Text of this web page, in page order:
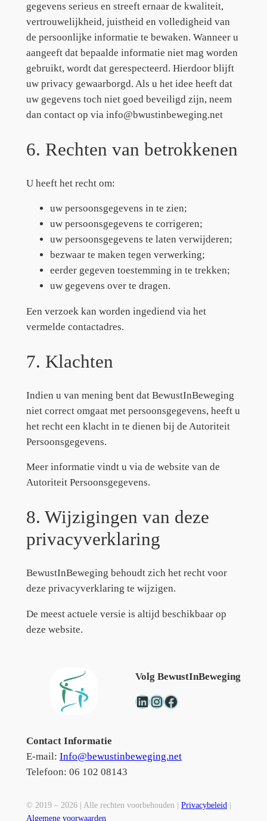
gegevens serieus en streeft ernaar de kwaliteit,
vertrouwelijkheid, juistheid en volledigheid van
de persoonlijke informatie te bewaken. Wanneer u
aangeeft dat bepaalde informatie niet mag worden
gebruikt, wordt dat gerespecteerd. Hierdoor blijft
uw privacy gewaarborgd. Als u het idee heeft dat
uw gegevens toch niet goed beveiligd zijn, neem
dan contact op via info@bwustinbeweging.net
6. Rechten van betrokkenen
U heeft het recht om:
uw persoonsgegevens in te zien;
uw persoonsgegevens te corrigeren;
uw persoonsgegevens te laten verwijderen;
bezwaar te maken tegen verwerking;
eerder gegeven toestemming in te trekken;
uw gegevens over te dragen.
Een verzoek kan worden ingediend via het
vermelde contactadres.
7. Klachten
Indien u van mening bent dat BewustInBeweging
niet correct omgaat met persoonsgegevens, heeft u
het recht een klacht in te dienen bij de Autoriteit
Persoonsgegevens.
Meer informatie vindt u via de website van de
Autoriteit Persoonsgegevens.
8. Wijzigingen van deze
privacyverklaring
BewustInBeweging behoudt zich het recht voor
deze privacyverklaring te wijzigen.
De meest actuele versie is altijd beschikbaar op
deze website.
Volg BewustInBeweging
LinkedIn InstagramFacebook
Contact Informatie
E-mail: Info@bewustinbeweging.net
Telefoon: 06 102 08143
© 2019 – 2026 | Alle rechten voorbehouden | Privacybeleid |
Algemene voorwaarden